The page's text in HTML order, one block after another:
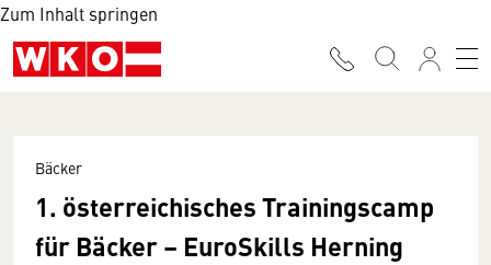
Zum Inhalt springen
Bäcker
1. österreichisches Trainingscamp
für Bäcker – EuroSkills Herning